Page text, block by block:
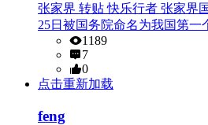
张家界 转贴 快乐行者 张家界
25日被国务院命名为我国第一
1189
7
0
点击重新加载
feng